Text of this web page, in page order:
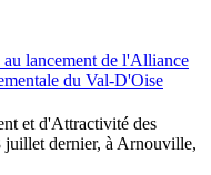
et d'Attractivité des
juillet dernier, à Arnouville,